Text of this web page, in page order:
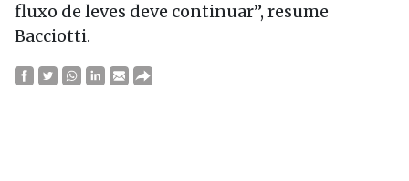
fluxo de leves deve continuar”, resume
Bacciotti.